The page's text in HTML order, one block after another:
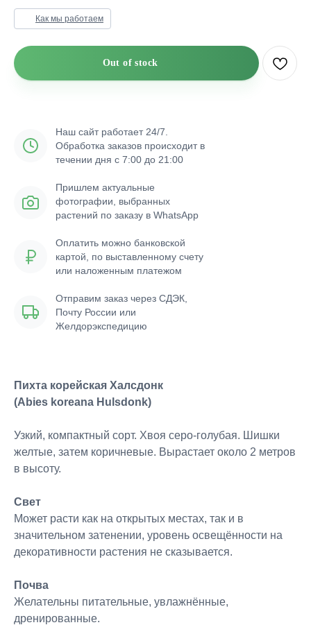
Как мы работаем
Out of stock
Наш сайт работает 24/7.
Обработка заказов происходит в
течении дня с 7:00 до 21:00
Пришлем актуальные
фотографии, выбранных
растений по заказу в WhatsApp
Отправим заказ через СДЭК,
Почту России или
Желдорэкспедицию
Оплатить можно банковской
картой, по выставленному счету
или наложенным платежом
Пихта корейская Халсдонк
(Abies koreana Hulsdonk)
Узкий, компактный сорт. Хвоя серо-голубая. Шишки
желтые, затем коричневые. Вырастает около 2 метров
в высоту.
Свет
Может расти как на открытых местах, так и в
значительном затенении, уровень освещённости на
декоративности растения не сказывается.
Почва
Желательны питательные, увлажнённые,
дренированные.